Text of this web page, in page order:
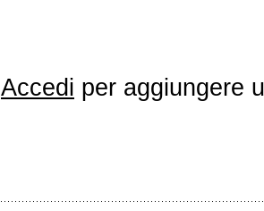
Accedi per aggiungere